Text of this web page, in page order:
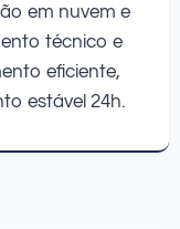
em nuvem e
técnico e
eficiente,
estável 24h.